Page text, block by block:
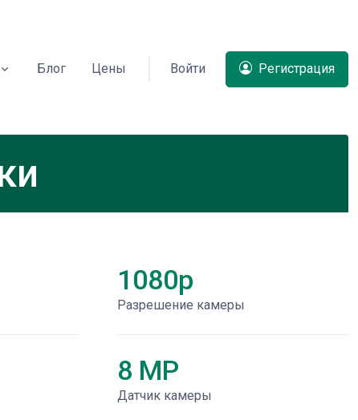
Блог Цены Войти Регистрация
1080p
Разрешение камеры
8 MP
Датчик камеры